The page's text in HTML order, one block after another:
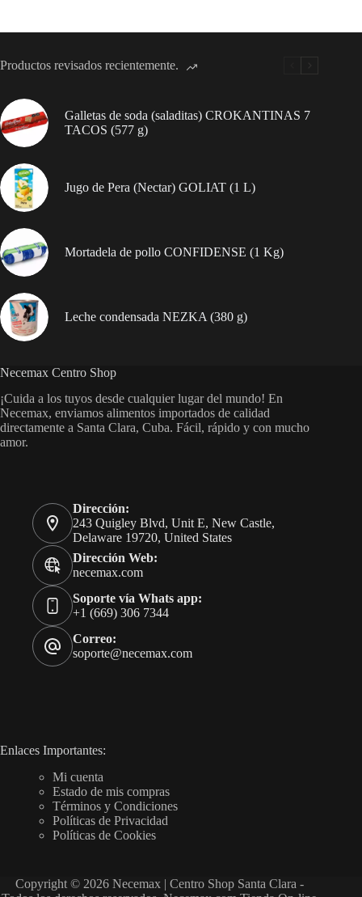
Productos revisados recientemente.
Galletas de soda (saladitas) CROKANTINAS 7
TACOS (577 g)
Jugo de Pera (Nectar) GOLIAT (1 L)
Mortadela de pollo CONFIDENSE (1 Kg)
Leche condensada NEZKA (380 g)
Necemax Centro Shop
¡Cuida a los tuyos desde cualquier lugar del mundo! En
Necemax, enviamos alimentos importados de calidad
directamente a Santa Clara, Cuba. Fácil, rápido y con mucho
amor.
Dirección:
243 Quigley Blvd, Unit E, New Castle,
Delaware 19720, United States
Dirección Web:
necemax.com
Soporte vía Whats app:
+1 (669) 306 7344
Correo:
soporte@necemax.com
Enlaces Importantes:
Mi cuenta
Estado de mis compras
Términos y Condiciones
Políticas de Privacidad
Políticas de Cookies
Copyright © 2026 Necemax | Centro Shop Santa Clara -